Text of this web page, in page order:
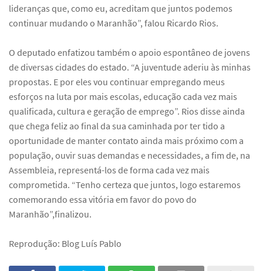
lideranças que, como eu, acreditam que juntos podemos
continuar mudando o Maranhão”, falou Ricardo Rios.
O deputado enfatizou também o apoio espontâneo de jovens
de diversas cidades do estado. “A juventude aderiu às minhas
propostas. E por eles vou continuar empregando meus
esforços na luta por mais escolas, educação cada vez mais
qualificada, cultura e geração de emprego”. Rios disse ainda
que chega feliz ao final da sua caminhada por ter tido a
oportunidade de manter contato ainda mais próximo com a
população, ouvir suas demandas e necessidades, a fim de, na
Assembleia, representá-los de forma cada vez mais
comprometida. “Tenho certeza que juntos, logo estaremos
comemorando essa vitória em favor do povo do
Maranhão”,finalizou.
Reprodução: Blog Luís Pablo